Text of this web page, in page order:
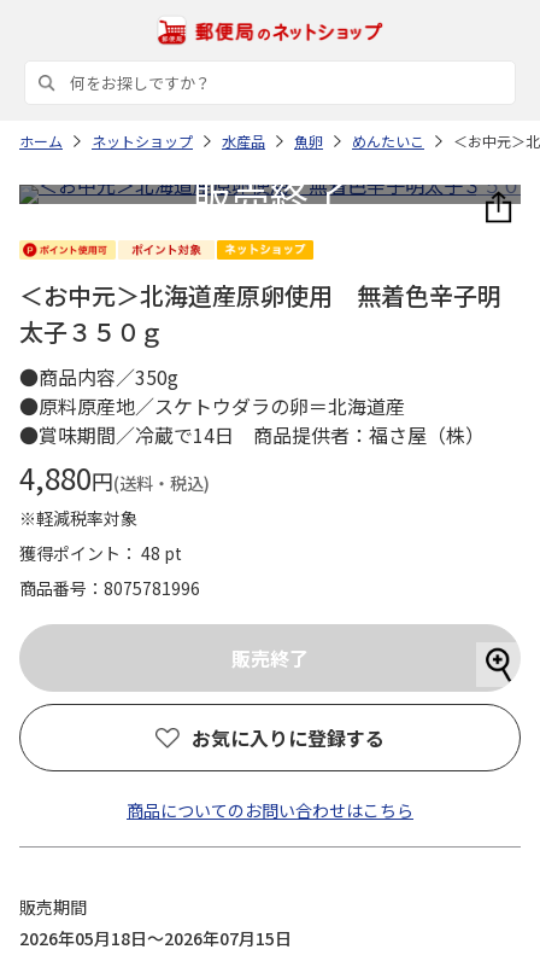
ホーム ネットショップ 水産品 魚卵 めんたいこ ＜お中元＞
＜お中元＞北海道産原卵使用 無着色辛子明
太子３５０ｇ
●商品内容／350g
●原料原産地／スケトウダラの卵＝北海道産
●賞味期間／冷蔵で14日 商品提供者：福さ屋（株）
4,880円(送料・税込)
※軽減税率対象
獲得ポイント： 48 pt
商品番号
8075781996
お気に入りに登録する
商品についてのお問い合わせはこちら
販売期間
2026年05月18日～2026年07月15日